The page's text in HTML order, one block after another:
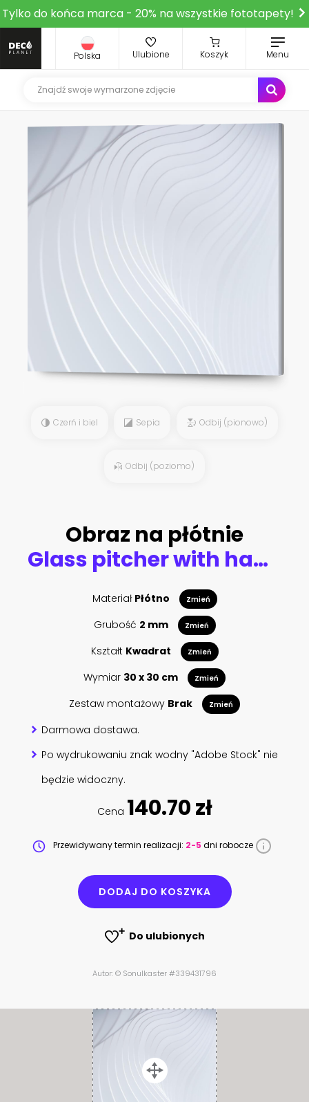
Tylko do końca marca - 20% na wszystkie fototapety!
Polska Ulubione Koszyk Menu
Czerń i biel Sepia Odbij (pionowo)
Odbij (poziomo)
Obraz na płótnie
Glass pitcher with handle, tableware container for liquids
Materiał Płótno Zmień
Grubość 2 mm Zmień
Kształt Kwadrat Zmień
Wymiar 30 x 30 cm Zmień
Zestaw montażowy Brak Zmień
Darmowa dostawa.
Po wydrukowaniu znak wodny "Adobe Stock" nie
będzie widoczny.
Cena 140.70 zł
Przewidywany termin realizacji: 2-5 dni robocze
DODAJ DO KOSZYKA
Do ulubionych
Autor: © Sonulkaster #339431796